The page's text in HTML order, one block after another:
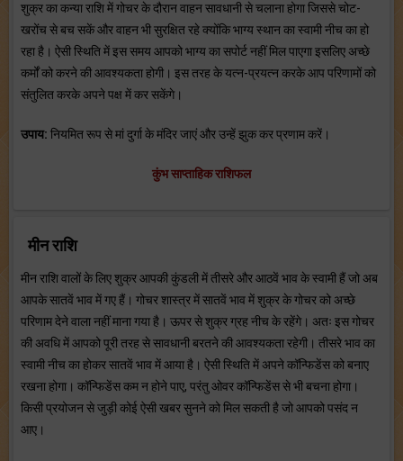
शुक्र का कन्या राशि में गोचर के दौरान वाहन सावधानी से चलाना होगा जिससे चोट-
खरोंच से बच सकें और वाहन भी सुरक्षित रहे क्योंकि भाग्य स्थान का स्वामी नीच का हो
रहा है। ऐसी स्थिति में इस समय आपको भाग्य का सपोर्ट नहीं मिल पाएगा इसलिए अच्छे
कर्मों को करने की आवश्यकता होगी। इस तरह के यत्न-प्रयत्न करके आप परिणामों को
संतुलित करके अपने पक्ष में कर सकेंगे।
उपाय: नियमित रूप से मां दुर्गा के मंदिर जाएं और उन्हें झुक कर प्रणाम करें।
कुंभ साप्ताहिक राशिफल
मीन राशि
मीन राशि वालों के लिए शुक्र आपकी कुंडली में तीसरे और आठवें भाव के स्वामी हैं जो अब
आपके सातवें भाव में गए हैं। गोचर शास्त्र में सातवें भाव में शुक्र के गोचर को अच्छे
परिणाम देने वाला नहीं माना गया है। ऊपर से शुक्र ग्रह नीच के रहेंगे। अतः इस गोचर
की अवधि में आपको पूरी तरह से सावधानी बरतने की आवश्यकता रहेगी। तीसरे भाव का
स्वामी नीच का होकर सातवें भाव में आया है। ऐसी स्थिति में अपने कॉन्फिडेंस को बनाए
रखना होगा। कॉन्फिडेंस कम न होने पाए, परंतु ओवर कॉन्फिडेंस से भी बचना होगा।
किसी प्रयोजन से जुड़ी कोई ऐसी खबर सुनने को मिल सकती है जो आपको पसंद न
आए।